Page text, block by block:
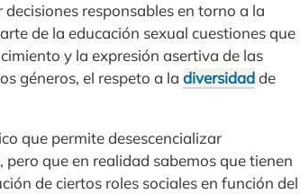
responsables en torno a la
de la educación sexual cuestiones que
y la expresión asertiva de las
géneros, el respeto a la diversidadde
que permite desescencializar
que en realidad sabemos que tienen
de ciertos roles sociales en función del